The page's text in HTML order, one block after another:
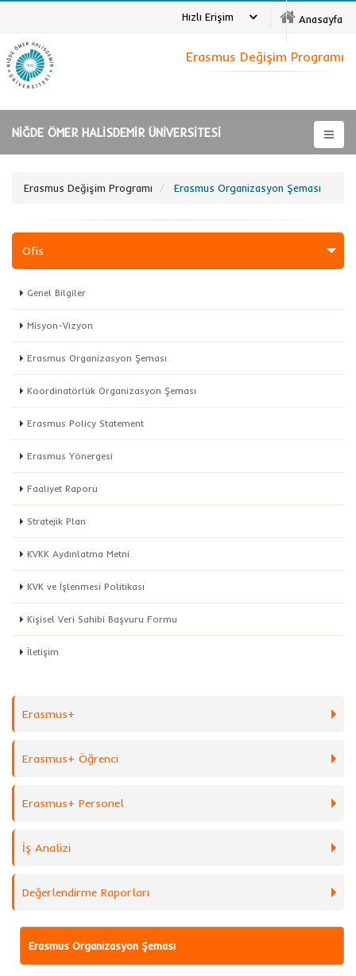
Anasayfa
Hızlı Erişim
NİĞDE ÖMER HALİSDEMİR ÜNİVERSİTESİ
Erasmus Değişim Programı
Erasmus Değişim Programı Erasmus Organizasyon Şeması
Ofis
Genel Bilgiler
Misyon-Vizyon
Erasmus Organizasyon Şeması
Koordinatörlük Organizasyon Şeması
Erasmus Policy Statement
Erasmus Yönergesi
Faaliyet Raporu
Stratejik Plan
KVKK Aydınlatma Metni
KVK ve İşlenmesi Politikası
Kişisel Veri Sahibi Başvuru Formu
İletişim
Erasmus+
Erasmus+ Öğrenci
Erasmus+ Personel
İş Analizi
Değerlendirme Raporları
Erasmus Organizasyon Şeması